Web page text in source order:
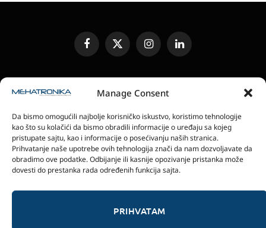
Manage Consent
Da bismo omogućili najbolje korisničko iskustvo, koristimo tehnologije
kao što su kolačići da bismo obradili informacije o uređaju sa kojeg
pristupate sajtu, kao i informacije o posećivanju naših stranica.
Prihvatanje naše upotrebe ovih tehnologija znači da nam dozvoljavate da
obradimo ove podatke. Odbijanje ili kasnije opozivanje pristanka može
dovesti do prestanka rada određenih funkcija sajta.
PRIHVATAM
FacebookX
(Twitter)
InstagramLinkedIn
SLANJE JEDINICA ZA RECENZIJU
ELEKTRONSKA IZDANJA
POLITIKA PRIVATNOSTI
POLITIKA KOLAČIĆA
magazin Mehatronika - Agencija “Gomo Design”
Stanoja Glavaša 37, 26300 Vršac, Serbia
© 2026 magazin Mehatronika by Gomo Design.